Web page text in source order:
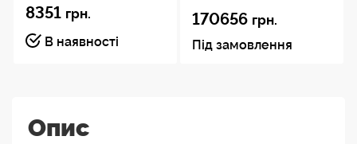
8351 грн.
В наявності
170656 грн.
Під замовлення
Опис